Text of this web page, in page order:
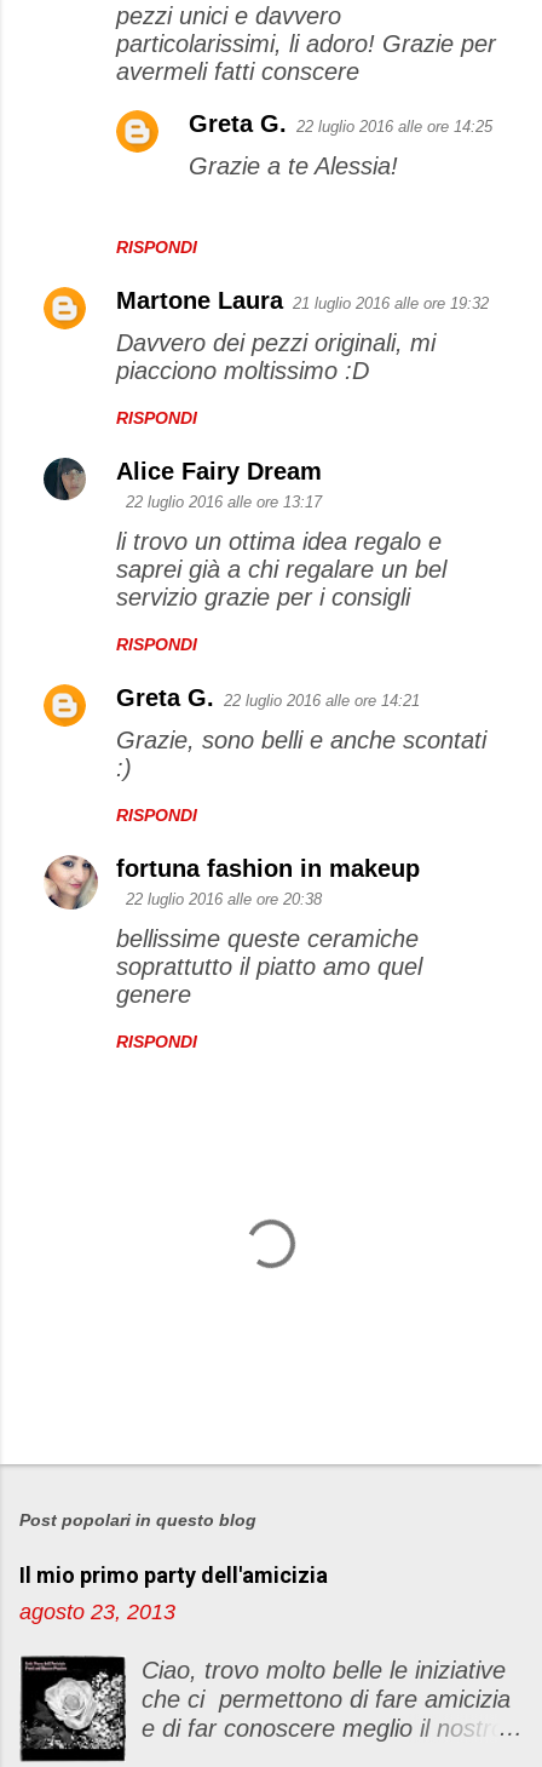
pezzi unici e davvero
particolarissimi, li adoro! Grazie per
avermeli fatti conscere
RISPONDI
Greta G. 22 luglio 2016 alle ore 14:25
Grazie a te Alessia!
Martone Laura 21 luglio 2016 alle ore 19:32
Davvero dei pezzi originali, mi
piacciono moltissimo :D
RISPONDI
Alice Fairy Dream
22 luglio 2016 alle ore 13:17
li trovo un ottima idea regalo e
saprei già a chi regalare un bel
servizio grazie per i consigli
RISPONDI
Greta G. 22 luglio 2016 alle ore 14:21
Grazie, sono belli e anche scontati
:)
RISPONDI
fortuna fashion in makeup
22 luglio 2016 alle ore 20:38
bellissime queste ceramiche
soprattutto il piatto amo quel
genere
RISPONDI
P
s
a
u
c
o
m
m
Post popolari in questo blog
Il mio primo party dell'amicizia
agosto 23, 2013
Ciao, trovo molto belle le iniziative
che ci permettono di fare amicizia
e di far conoscere meglio il nostro